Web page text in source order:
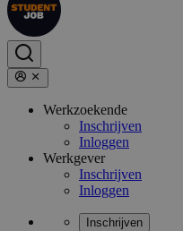
Werkzoekende
Inschrijven
Inloggen
Werkgever
Inschrijven
Inloggen
Inschrijven